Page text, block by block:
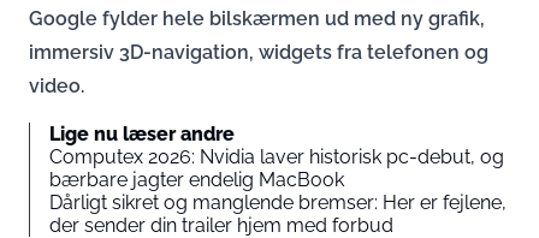
Google fylder hele bilskærmen ud med ny grafik,
immersiv 3D-navigation, widgets fra telefonen og
video.
Lige nu læser andre
Computex 2026: Nvidia laver historisk pc-debut, og
bærbare jagter endelig MacBook
Dårligt sikret og manglende bremser: Her er fejlene,
der sender din trailer hjem med forbud